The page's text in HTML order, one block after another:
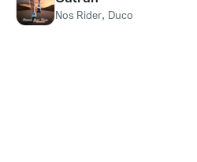
Nos Rider, Duco